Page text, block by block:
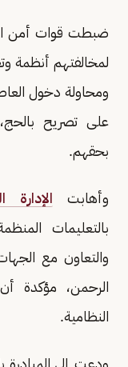
لمخالفتهم أنظمة
ومحاولة دخول
على تصريح بالحج،
بحقهم.
وأهابت الإدارة
والتعاون مع
الرحمن، مؤكدة
النظامية.